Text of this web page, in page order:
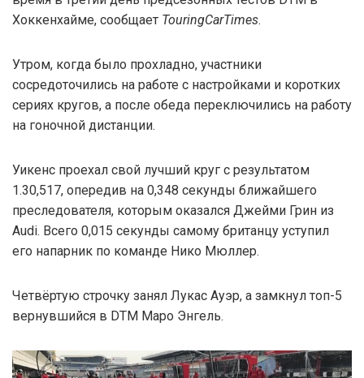
Хоккенхайме, сообщает TouringCarTimes.
Утром, когда было прохладно, участники
сосредоточились на работе с настройками и коротких
сериях кругов, а после обеда переключились на работу
на гоночной дистанции.
Уикенс проехал свой лучший круг с результатом
1.30,517, опередив на 0,348 секунды ближайшего
преследователя, которым оказался Джейми Грин из
Audi. Всего 0,015 секунды самому британцу уступил
его напарник по команде Нико Мюллер.
Четвёртую строчку занял Лукас Ауэр, а замкнул топ-5
вернувшийся в DTM Маро Энгель.